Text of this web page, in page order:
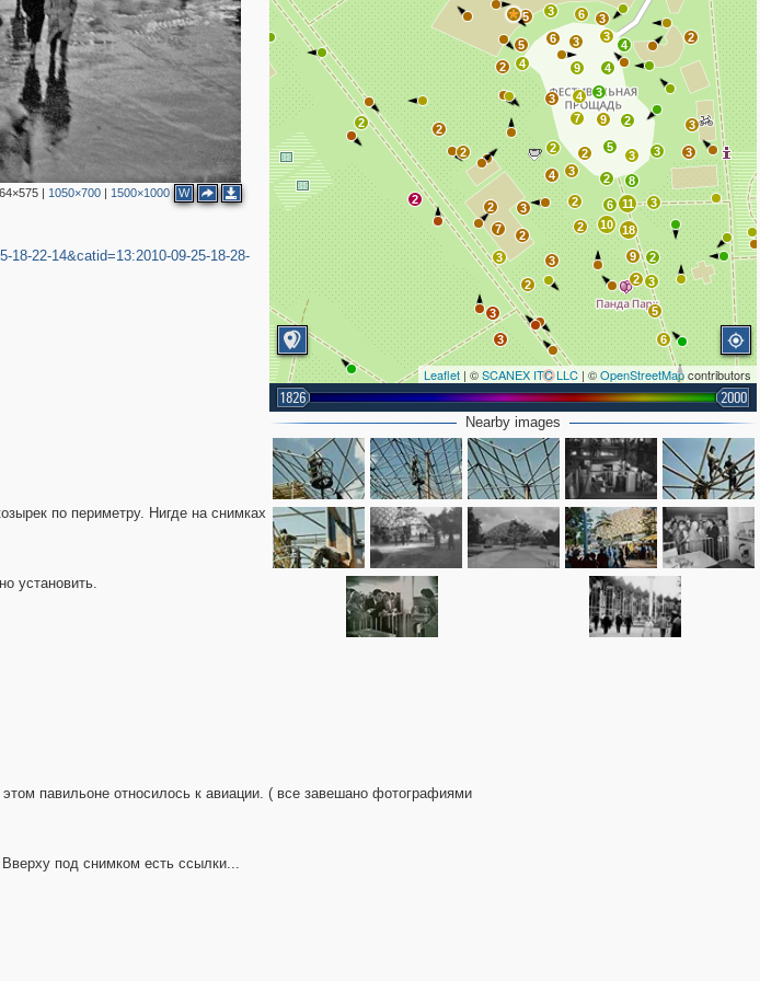
| 1050×700| 1500×1000 W
18-22-14&catid=13:2010-09-25-18-28-
2
3
6
3 3
4
4
3
18
11 3
3
8
6
2
5
3
3
2
9
3
7
4
9
6
4
3
2
2
3
4
3
2
2
2
7
2
3
2
3
2
2
10
9
2
3
2
6
5
3
5 6
5
2
2 2
4
2
3
3
2 2
2
5
5 3
Leaflet | ©SCANEX ITC LLC| ©OpenStreetMapcontributors
1826 2000
Nearby images
по периметру. Нигде на снимках
установить.
павильоне относилось к авиации. ( все завешано фотографиями
под снимком есть ссылки...